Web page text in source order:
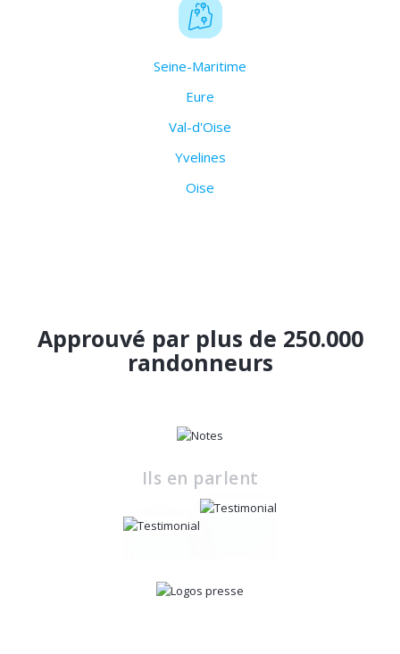
Seine-Maritime
Eure
Val-d'Oise
Yvelines
Oise
Approuvé par plus de 250.000
randonneurs
Ils en parlent